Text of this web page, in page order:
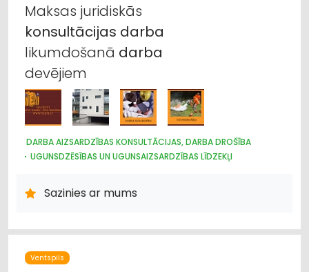
Maksas juridiskās
konsultācijas darba
likumdošanā darba
devējiem
DARBA AIZSARDZĪBAS KONSULTĀCIJAS, DARBA DROŠĪBA
UGUNSDZĒSĪBAS UN UGUNSAIZSARDZĪBAS LĪDZEKĻI
Sazinies ar mums
Ventspils